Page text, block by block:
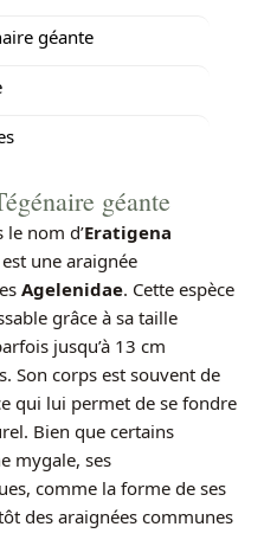
géante
géante
nom d’Eratigena
une araignée
Agelenidae. Cette espèce
grâce à sa taille
jusqu’à 13 cm
Son corps est souvent de
qui lui permet de se fondre
Bien que certains
mygale, ses
comme la forme de ses
des araignées communes